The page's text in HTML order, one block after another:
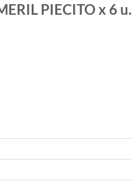
PIECITO x 6 u.